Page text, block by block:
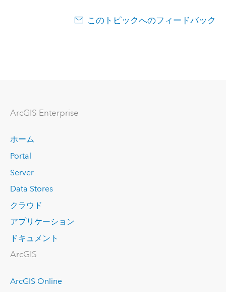
このトピックへのフィードバック
ArcGIS Enterprise
ホーム
Portal
Server
Data Stores
クラウド
アプリケーション
ドキュメント
ArcGIS
ArcGIS Online